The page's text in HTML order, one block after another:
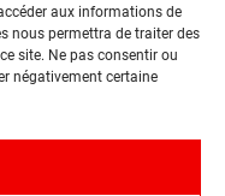
aux informations de
nous permettra de traiter des
site. Ne pas consentir ou
négativement certaine